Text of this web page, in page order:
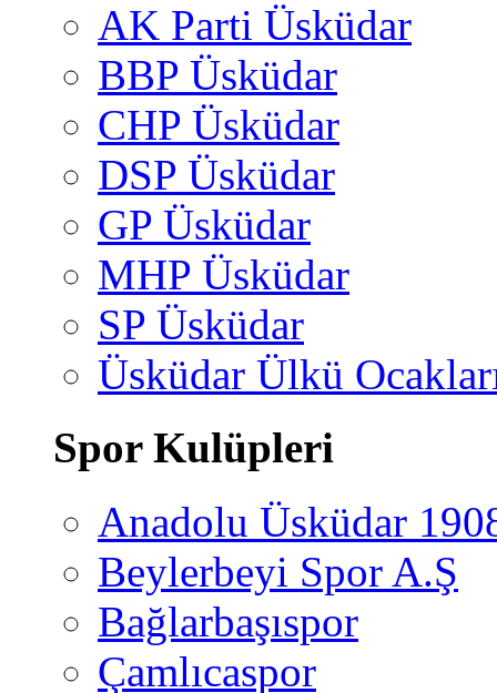
AK Parti Üsküdar
BBP Üsküdar
CHP Üsküdar
DSP Üsküdar
GP Üsküdar
MHP Üsküdar
SP Üsküdar
Üsküdar Ülkü
Spor Kulüpleri
Anadolu Üsküdar
Beylerbeyi Spor A.Ş
Bağlarbaşıspor
Çamlıcaspor